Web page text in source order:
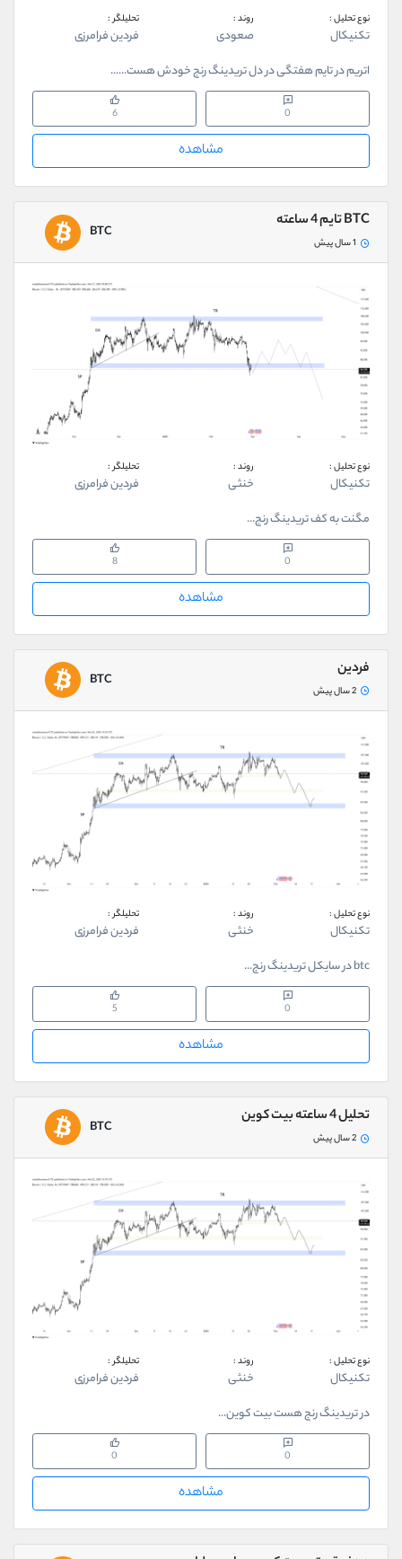
نوع تحلیل :
تکنیکال
روند :
صعودی
تحلیلگر :
فردین فرامرزی
اتریم در تایم هفتگی در دل تریدینگ رنج خودش هست......
0
6
مشاهده
BTC تایم 4 ساعته
1 سال پیش
BTC
نوع تحلیل :
تکنیکال
روند :
خنثی
تحلیلگر :
فردین فرامرزی
مگنت به کف تریدینگ رنج...
0
8
مشاهده
فردین
2 سال پیش
BTC
نوع تحلیل :
تکنیکال
روند :
خنثی
تحلیلگر :
فردین فرامرزی
btc در سایکل تریدینگ رنج...
0
5
مشاهده
تحلیل 4 ساعته بیت کوین
2 سال پیش
BTC
نوع تحلیل :
تکنیکال
روند :
خنثی
تحلیلگر :
فردین فرامرزی
در تریدینگ رنج هست بیت کوین...
0
0
مشاهده